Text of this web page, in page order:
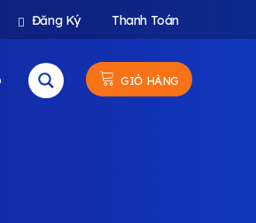
Đăng Ký Thanh Toán
GIỎ HÀNG